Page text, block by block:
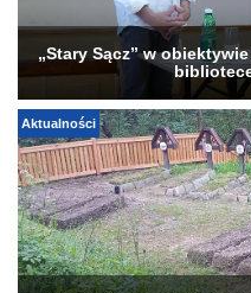
„Stary Sącz” w
Aktualności